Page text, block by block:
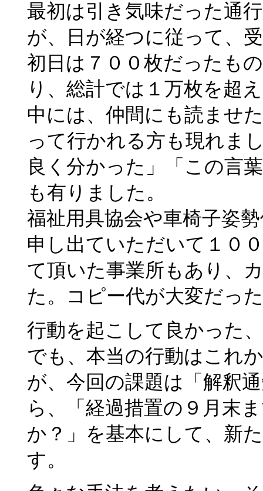
最初は引き気味だった通
が、日が経つに従って、
初日は７００枚だったも
り、総計では１万枚を超
中には、仲間にも読ませ
って行かれる方も現れま
良く分かった」「この言
も有りました。
福祉用具協会や車椅子姿
申し出ていただいて１０
て頂いた事業所もあり、
た。コピー代が大変だっ
行動を起こして良かった
でも、本当の行動はこれ
が、今回の課題は「解釈
ら、「経過措置の９月末
か？」を基本にして、新
す。